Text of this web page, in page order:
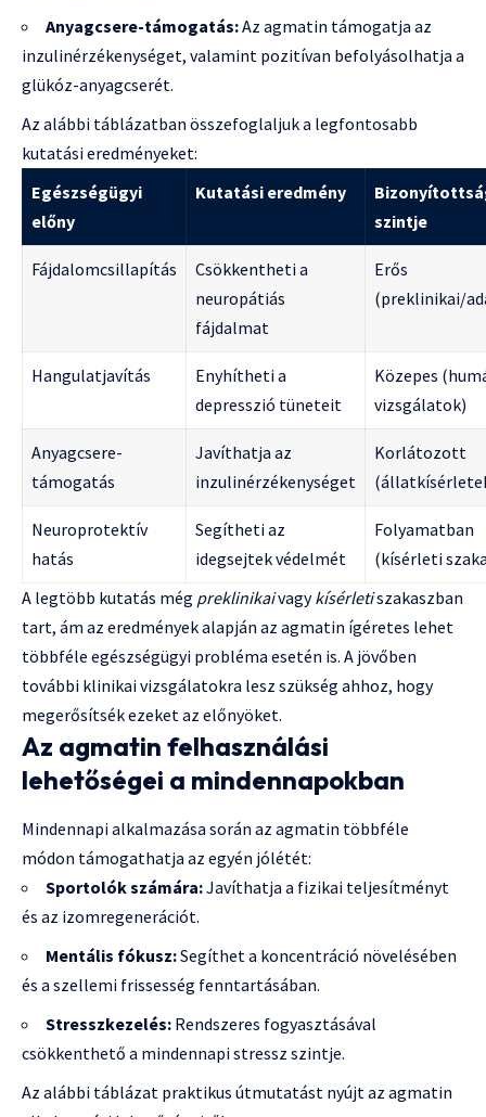
Anyagcsere-támogatás:Az agmatin támogatja az
inzulinérzékenységet, valamint pozitívan befolyásolhatja a
glükóz-anyagcserét.
Az alábbi táblázatban összefoglaljuk a legfontosabb
kutatási eredményeket:
Egészségügyi
előny
Kutatási eredmény
szintje
Fájdalomcsillapítás
Csökkentheti a
neuropátiás
fájdalmat
Erős
(preklinikai/
Hangulatjavítás
Enyhítheti a
depresszió tüneteit
Közepes
vizsgálatok)
Anyagcsere-
támogatás
Javíthatja az
inzulinérzékenységet
Korlátozott
Neuroprotektív
hatás
Segítheti az
idegsejtek védelmét
Folyamatban
(kísérleti
A legtöbb kutatás még preklinikaivagykísérletiszakaszban
tart, ám az eredmények alapján az agmatin ígéretes lehet
többféle egészségügyi probléma esetén is. A jövőben
további klinikai vizsgálatokra lesz szükség ahhoz, hogy
megerősítsék ezeket az előnyöket.
Az agmatin felhasználási
lehetőségei a mindennapokban
Mindennapi alkalmazása során az agmatin többféle
módon támogathatja az egyén jólétét:
Sportolók számára:Javíthatja a fizikai teljesítményt
és az izomregenerációt.
Mentális fókusz:Segíthet a koncentráció növelésében
és a szellemi frissesség fenntartásában.
Stresszkezelés: Rendszeres fogyasztásával
csökkenthető a mindennapi stressz szintje.
Az alábbi táblázat praktikus útmutatást nyújt az agmatin